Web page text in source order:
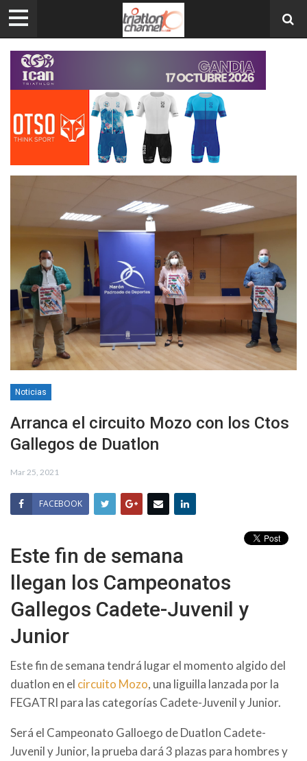
Noticias
Arranca el circuito Mozo con los Ctos
Gallegos de Duatlon
Mar 25, 2021
FACEBOOK
Este fin de semana
llegan los Campeonatos
Gallegos Cadete-Juvenil y
Junior
Este fin de semana tendrá lugar el momento algido del
duatlon en el circuito Mozo, una liguilla lanzada por la
FEGATRI para las categorías Cadete-Juvenil y Junior.
Será el Campeonato Galloego de Duatlon Cadete-
Juvenil y Junior, la prueba dará 3 plazas para hombres y